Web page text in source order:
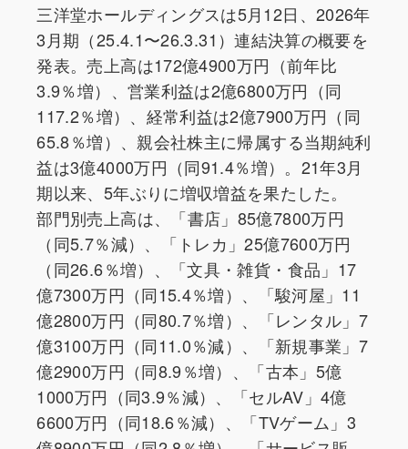
三洋堂ホールディングスは5月12日、2026年
3月期（25.4.1〜26.3.31）連結決算の概要を
発表。売上高は172億4900万円（前年比
3.9％増）、営業利益は2億6800万円（同
117.2％増）、経常利益は2億7900万円（同
65.8％増）、親会社株主に帰属する当期純利
益は3億4000万円（同91.4％増）。21年3月
期以来、5年ぶりに増収増益を果たした。
部門別売上高は、「書店」85億7800万円
（同5.7％減）、「トレカ」25億7600万円
（同26.6％増）、「文具・雑貨・食品」17
億7300万円（同15.4％増）、「駿河屋」11
億2800万円（同80.7％増）、「レンタル」7
億3100万円（同11.0％減）、「新規事業」7
億2900万円（同8.9％増）、「古本」5億
1000万円（同3.9％減）、「セルAV」4億
6600万円（同18.6％減）、「TVゲーム」3